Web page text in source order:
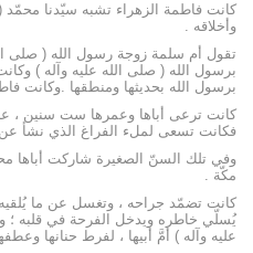
كانت فاطمة الزهراء تشبه سيّدنا محمّد
وأخلاقه .
تقول أم سلمة زوجة رسول الله ( صلى
برسول الله ( صلى الله عليه وآله )
برسول الله بحديثها ومنطقها .وكانت
كانت ترعى أباها وعمرها ست سنين ،
فكانت تسعى لملء الفراغ الذي نشأ عن
وفي تلك السنّ الصغيرة شاركت أباها
مكّة .
كانت تضمّد جراحه ، وتغسل عن ما
يُسلّي خاطره ويدخل الفرحة في قلبه ؛
عليه وآله ) أمَّ أبيها ، لفرط حنانها